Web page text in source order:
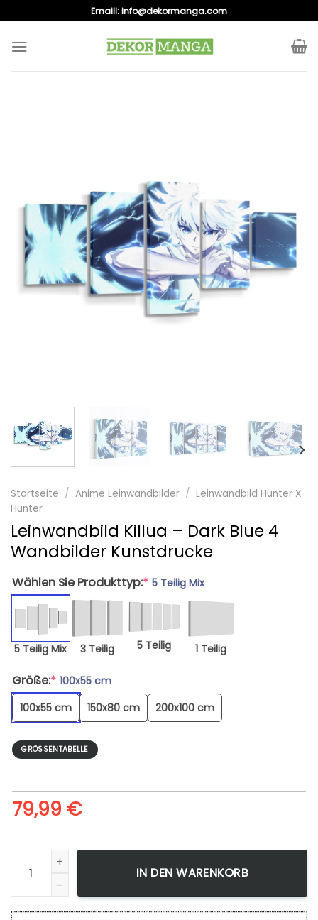
to
content
Emaill:info@dekormanga.com
Startseite / Anime Leinwandbilder / Leinwandbild Hunter X
Hunter
Leinwandbild Killua – Dark Blue 4
Wandbilder Kunstdrucke
Wählen Sie Produkttyp:* 5 Teilig Mix
5 Teilig Mix 3 Teilig 5 Teilig 1 Teilig
Größe:* 100x55 cm
100x55 cm
150x80 cm 200x100 cm
GRÖSSENTABELLE
79,99 €
Leinwandbild Killua - Dark Blue 4 Wandbilder Kunstdrucke
IN DEN WARENKORB